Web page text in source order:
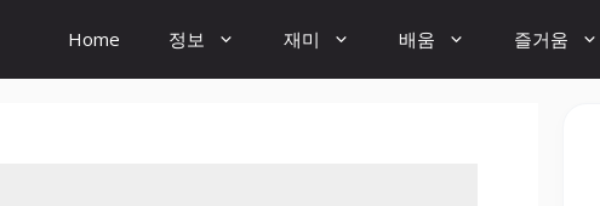
Home 정보 재미 배움 즐거움